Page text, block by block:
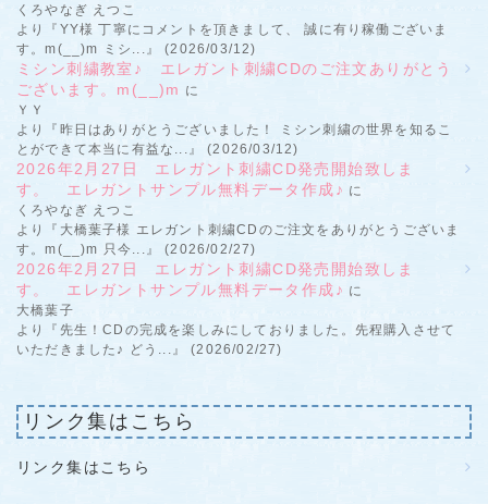
くろやなぎ えつこ
より『YY様 丁寧にコメントを頂きまして、 誠に有り稼働ございま
す。m(__)m ミシ...』 (2026/03/12)
ミシン刺繍教室♪ エレガント刺繍CDのご注文ありがとう
ございます。m(__)m に
ＹＹ
より『昨日はありがとうございました！ ミシン刺繍の世界を知るこ
とができて本当に有益な...』 (2026/03/12)
2026年2月27日 エレガント刺繍CD発売開始致しま
す。 エレガントサンプル無料データ作成♪ に
くろやなぎ えつこ
より『大橋葉子様 エレガント刺繍CDのご注文をありがとうございま
す。m(__)m 只今...』 (2026/02/27)
2026年2月27日 エレガント刺繍CD発売開始致しま
す。 エレガントサンプル無料データ作成♪ に
大橋葉子
より『先生！CDの完成を楽しみにしておりました。先程購入させて
いただきました♪ どう...』 (2026/02/27)
リンク集はこちら
リンク集はこちら